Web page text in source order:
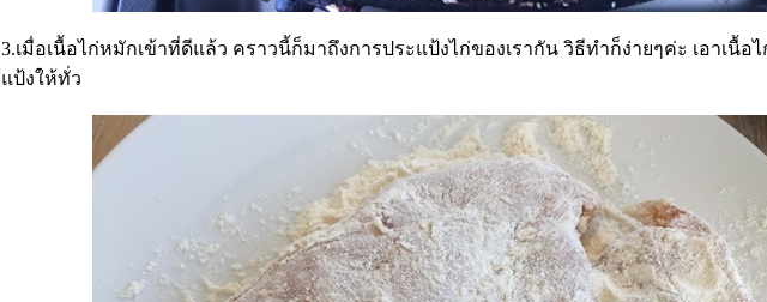
3.เมื่อเนื้อไก่หมักเข้าที่ดีแล้ว คราวนี้ก็มาถึงการประแป้งไก่ของเรากัน วิธีทำก็ง่ายๆค่ะ เอาเนื้อ
ป้งให้ทั่ว